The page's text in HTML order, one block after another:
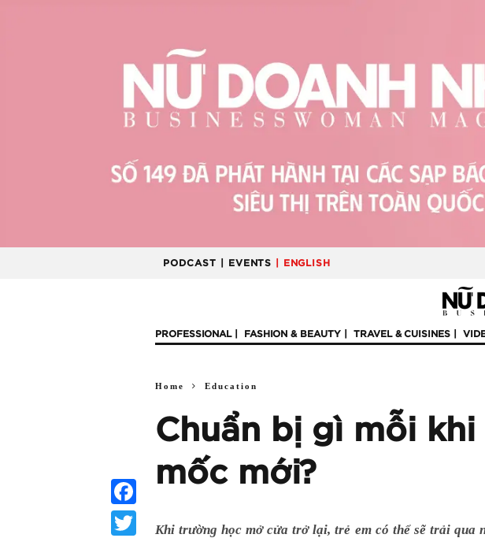
PODCAST | EVENTS | ENGLISH
PROFESSIONAL FASHION & BEAUTY TRAVEL & CUISINES
Home Education
Chuẩn bị gì mỗi
mốc mới?
Khi trường học mở cửa trở lại, trẻ em có thể sẽ trải qua
Facebook